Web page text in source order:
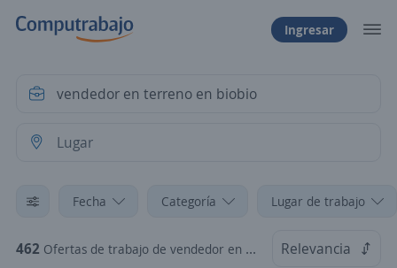
Ingresar
Fecha Categoría Lugar de trabajo
462 Ofertas de trabajo de vendedor en terreno en biobio en Chile Relevancia